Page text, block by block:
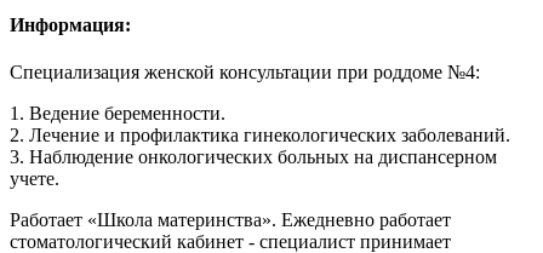
Информация:
Специализация женской консультации при роддоме №4:
1. Ведение беременности.
2. Лечение и профилактика гинекологических заболеваний.
3. Наблюдение онкологических больных на диспансерном
учете.
Работает «Школа материнства». Ежедневно работает
стоматологический кабинет - специалист принимает